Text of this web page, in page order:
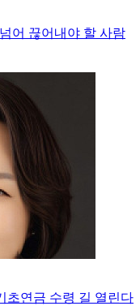
어 끊어내야 할 사람
초연금 수령 길 열린다